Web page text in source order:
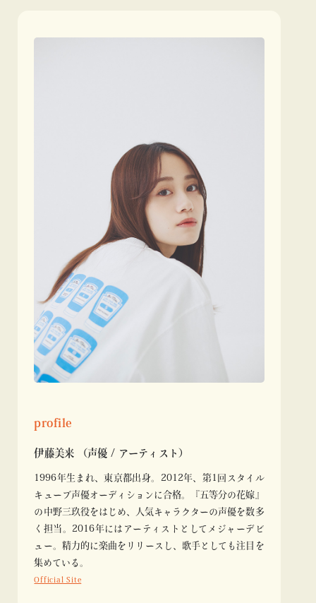
profile
伊藤美来 （声優 / アーティスト）
1996年生まれ、東京都出身。2012年、第1回スタイル
キューブ声優オーディションに合格。『五等分の花嫁』
の中野三玖役をはじめ、人気キャラクターの声優を数多
く担当。2016年にはアーティストとしてメジャーデビ
ュー。精力的に楽曲をリリースし、歌手としても注目を
集めている。
Official Site